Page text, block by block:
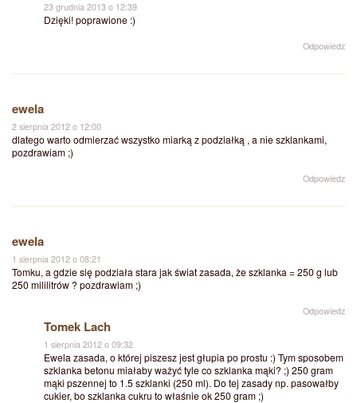
23 grudnia 2013 o 12:39
Dzięki! poprawione :)
Odpowiedz
ewela
2 sierpnia 2012 o 12:00
dlatego warto odmierzać wszystko miarką z podziałką , a nie szklankami,
pozdrawiam ;)
Odpowiedz
ewela
1 sierpnia 2012 o 08:21
Tomku, a gdzie się podziała stara jak świat zasada, że szklanka = 250 g lub
250 mililitrów ? pozdrawiam ;)
Odpowiedz
Tomek Lach
1 sierpnia 2012 o 09:32
Ewela zasada, o której piszesz jest głupia po prostu :) Tym sposobem
szklanka betonu miałaby ważyć tyle co szklanka mąki? ;) 250 gram
mąki pszennej to 1.5 szklanki (250 ml). Do tej zasady np. pasowałby
cukier, bo szklanka cukru to właśnie ok 250 gram ;)